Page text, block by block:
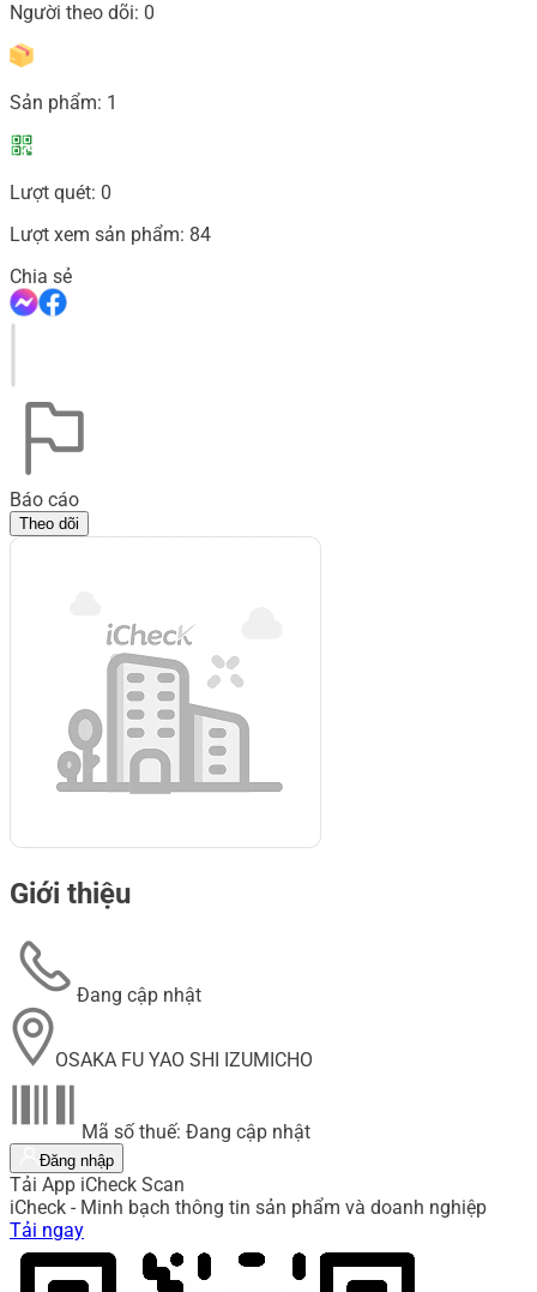
Người theo dõi: 0
Sản phẩm: 1
Lượt quét: 0
Lượt xem sản phẩm: 84
Chia sẻ
Báo cáo
Theo dõi
Giới thiệu
Đang cập nhật
OSAKA FU YAO SHI IZUMICHO
Mã số thuế: Đang cập nhật
Đăng nhập
Tải App iCheck Scan
iCheck - Minh bạch thông tin sản phẩm và doanh nghiệp
Tải ngay